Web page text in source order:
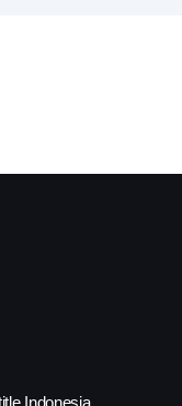
Indonesia.